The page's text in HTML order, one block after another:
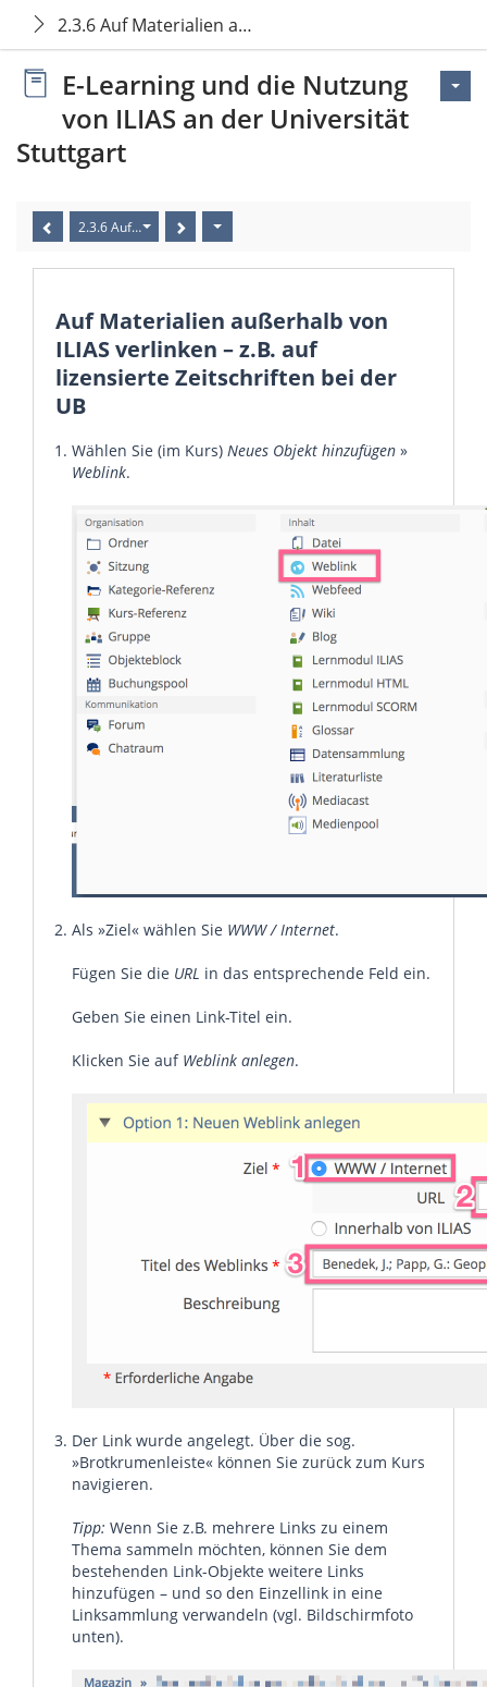
2.3.6 Auf Materialien außerhalb von ILIAS verlinken
E-Learning und die Nutzung
von ILIAS an der Universität
Stuttgart
2.3.6 Auf Materialien außerhalb von ILIAS verlinken – z.B auf
Auf Materialien außerhalb von
ILIAS verlinken – z.B. auf
lizensierte Zeitschriften bei der
UB
Wählen Sie (im Kurs) Neues Objekt hinzufügen »
Weblink.
Als »Ziel« wählen Sie WWW / Internet.
Fügen Sie die URL in das entsprechende Feld ein.
Geben Sie einen Link-Titel ein.
Klicken Sie auf Weblink anlegen.
Der Link wurde angelegt. Über die sog.
»Brotkrumenleiste« können Sie zurück zum Kurs
navigieren.
Tipp: Wenn Sie z.B. mehrere Links zu einem
Thema sammeln möchten, können Sie dem
bestehenden Link-Objekte weitere Links
hinzufügen – und so den Einzellink in eine
Linksammlung verwandeln (vgl. Bildschirmfoto
unten).